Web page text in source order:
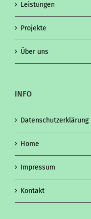
Leistungen
Projekte
Über uns
INFO
Datenschutzerklärung
Home
Impressum
Kontakt